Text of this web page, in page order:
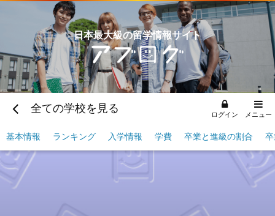
日本最大級の留学情報サイト
全ての学校を見る ログイン メニュー
基本情報 ランキング 入学情報 学費 卒業と進級の割合